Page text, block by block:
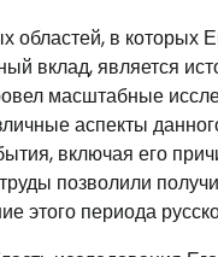
областей, в которых
вклад, является
масштабные
аспекты
включая его
позволили
этого периода